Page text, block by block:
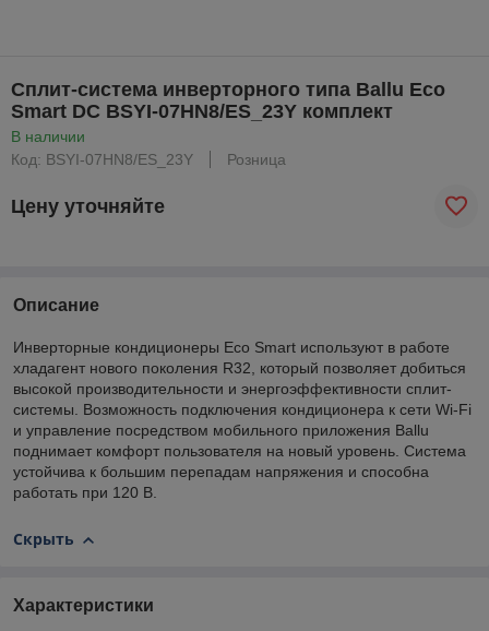
Сплит-система инверторного типа Ballu Eco
Smart DC BSYI-07HN8/ES_23Y комплект
В наличии
Код: BSYI-07HN8/ES_23Y
Розница
Цену уточняйте
Описание
Инверторные кондиционеры Eco Smart используют в работе
хладагент нового поколения R32, который позволяет добиться
высокой производительности и энергоэффективности сплит-
системы. Возможность подключения кондиционера к сети Wi-Fi
и управление посредством мобильного приложения Ballu
поднимает комфорт пользователя на новый уровень. Система
устойчива к большим перепадам напряжения и способна
работать при 120 В.
Скрыть
Характеристики